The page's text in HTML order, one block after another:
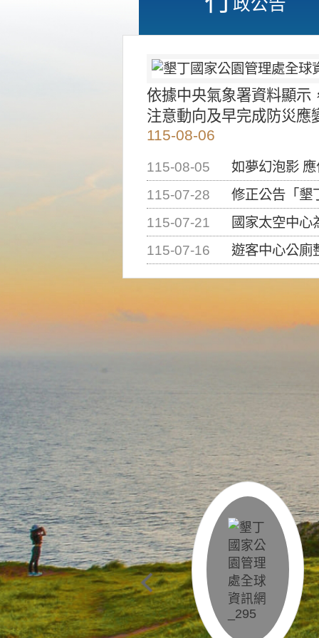
依據中央氣象署資料顯示
注意動向及早完成防災應
115-08-06
115-08-05
如夢幻泡影
115-07-28
修正公告「墾丁國家公
115-07-21
國家太空中心為辦理
115-07-16
遊客中心公廁